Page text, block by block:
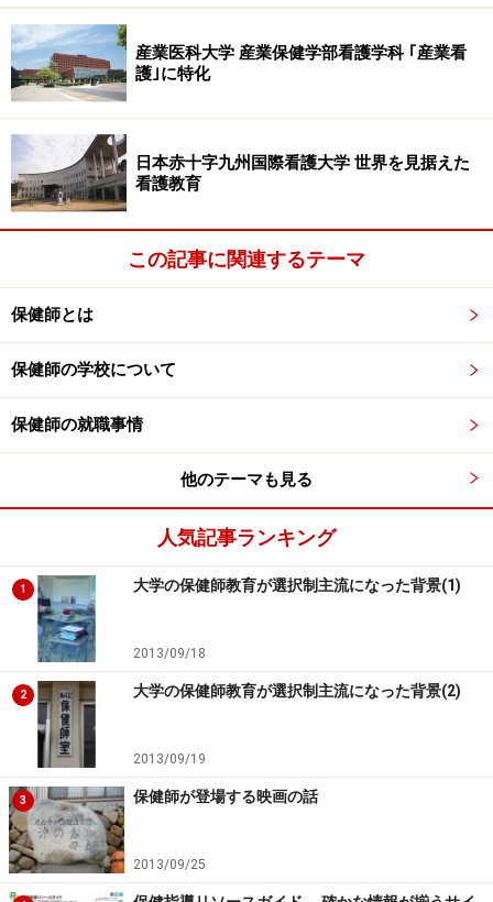
「保健師の選抜試験に合格した学生たちは、とてもモチ
ベーションが高いですよ。なかには最終目標を助産師と
しながら、自分たちが助産して子どもが生まれた
後、どのように地域で関わっていくのかを学んでおきた
と、大西教授。
同様に看護師として働くつもりだけど、地域の看護力を
ちゃんと知っておくために学びたいと話す学生もいるよ
うです。
また、香川大学は総合大学なので、他学部学生との交流
がしやすく、視野もより広がりやすいこともメリットで
す。看護学科は看護師、養護教諭＋看護師、保健師＋看
護師を目指す3つのコースに分かれ、それぞれに、より
専門的な教育を受けられるよう配慮されているのも注目
産業医科大学 産業保健学部看護学科 ｢産業看
護｣に特化
日本赤十字九州国際看護大学 世界を見据えた
看護教育
この記事に関連するテーマ
保健師とは
保健師の学校について
保健師の就職事情
他のテーマも見る
人気記事ランキング
1 大学の保健師教育が選択制主流になった背景(1)
2013/09/18
2 大学の保健師教育が選択制主流になった背景(2)
2013/09/19
3 保健師が登場する映画の話
2013/09/25